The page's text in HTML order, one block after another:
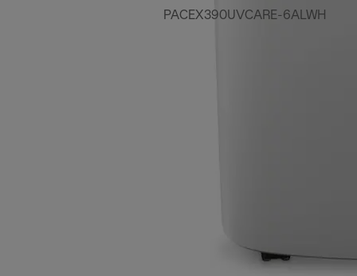
PACEX390UVCARE-6ALWH